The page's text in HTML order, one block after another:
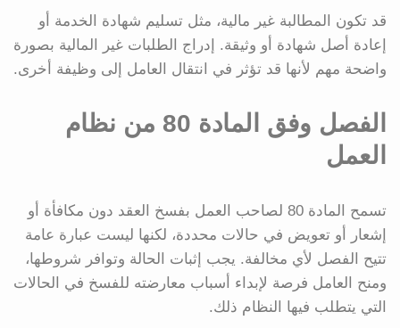
قد تكون المطالبة غير مالية، مثل تسليم شهادة الخدمة أو
إعادة أصل شهادة أو وثيقة. إدراج الطلبات غير المالية بصورة
واضحة مهم لأنها قد تؤثر في انتقال العامل إلى وظيفة أخرى.
الفصل وفق المادة 80 من نظام
العمل
تسمح المادة 80 لصاحب العمل بفسخ العقد دون مكافأة أو
إشعار أو تعويض في حالات محددة، لكنها ليست عبارة عامة
تتيح الفصل لأي مخالفة. يجب إثبات الحالة وتوافر شروطها،
ومنح العامل فرصة لإبداء أسباب معارضته للفسخ في الحالات
التي يتطلب فيها النظام ذلك.